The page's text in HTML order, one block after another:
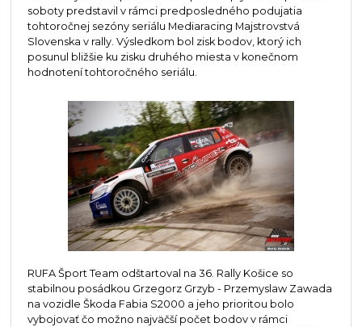
soboty predstavil v rámci predposledného podujatia
tohtoročnej sezóny seriálu Mediaracing Majstrovstvá
Slovenska v rally. Výsledkom bol zisk bodov, ktorý ich
posunul bližšie ku zisku druhého miesta v konečnom
hodnotení tohtoročného seriálu.
RUFA Šport Team odštartoval na 36. Rally Košice so
stabilnou posádkou Grzegorz Grzyb - Przemyslaw Zawada
na vozidle Škoda Fabia S2000 a jeho prioritou bolo
vybojovať čo možno najväčší počet bodov v rámci